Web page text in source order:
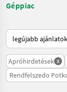
Géppiac
Így van sorba
Apróhirdetések x
Rendfelszedo